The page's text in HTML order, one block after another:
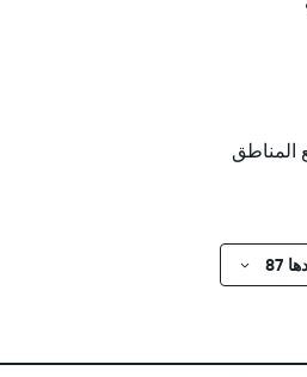
المناطق